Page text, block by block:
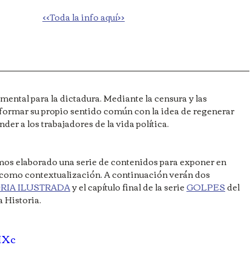
<<Toda la info aquí>>
para la dictadura. Mediante la censura y las
su propio sentido común con la idea de regenerar
a los trabajadores de la vida política.
elaborado una serie de contenidos para exponer en
contextualización. A continuación verán dos
ILUSTRADA y el capítulo final de la serie GOLPES del
Historia.